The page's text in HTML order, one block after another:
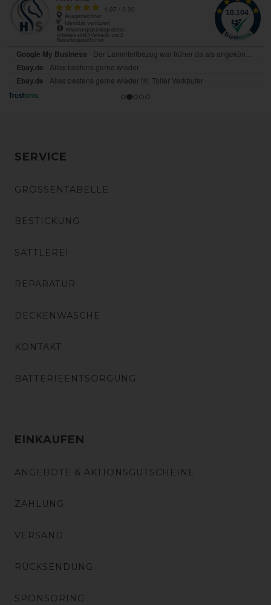
SERVICE
GRÖSSENTABELLE
BESTICKUNG
SATTLEREI
REPARATUR
DECKENWÄSCHE
KONTAKT
BATTERIEENTSORGUNG
EINKAUFEN
ANGEBOTE & AKTIONSGUTSCHEINE
ZAHLUNG
VERSAND
RÜCKSENDUNG
SPONSORING